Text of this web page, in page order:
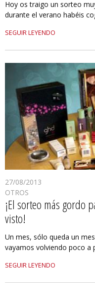
Hoy os traigo un sorteo
durante el verano habéis
SEGUIR LEYENDO
27/08/2013
OTROS
¡El sorteo más gordo
visto!
Un mes, sólo queda un
vayamos volviendo poco a
SEGUIR LEYENDO